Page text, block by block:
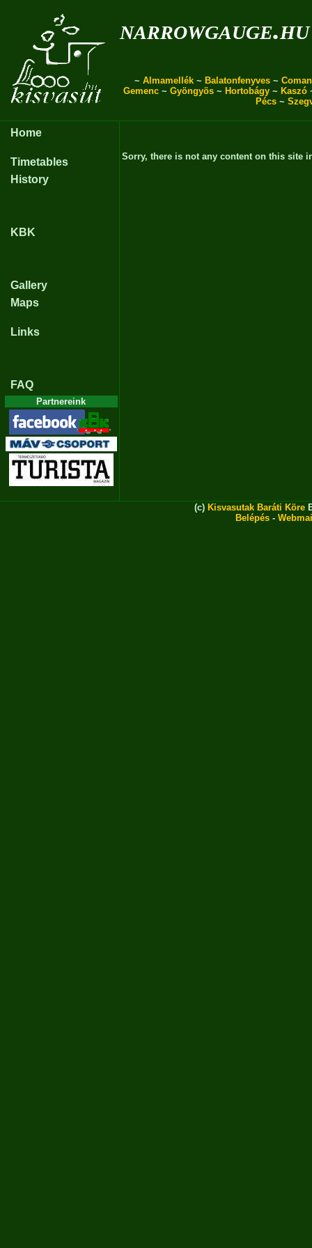
narrowgauge.hu
~ Almamellék ~ Balatonfenyves ~
Gemenc ~ Gyöngyös ~ Hortobágy ~ Kaszó
Pécs ~
Home
Timetables
History
KBK
Gallery
Maps
Links
FAQ
Partnereink
Sorry, there is not any content on this site
(c) Kisvasutak Baráti Köre
Belépés -